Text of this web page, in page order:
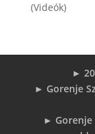
(Videók)
►
► Gorenje
► Gorenje